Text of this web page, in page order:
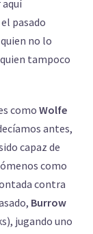
pasado
no lo
tampoco
como Wolfe
antes,
capaz de
como
contra
Burrow
jugando uno